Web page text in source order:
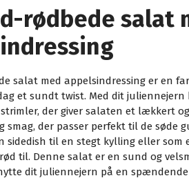
rødbede salat
salat med appelsindressing er en
et sundt twist. Med dit
der giver salaten et lækkert
smag, der passer perfekt til de søde
sidedish til en stegt kylling eller
til. Denne salat er en sund og
dit juliennejern på en spændende